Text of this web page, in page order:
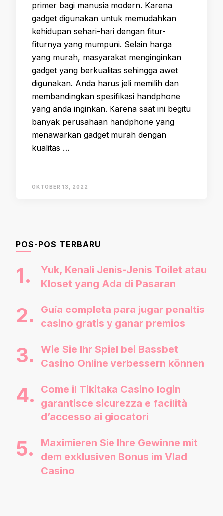
primer bagi manusia modern. Karena
gadget digunakan untuk memudahkan
kehidupan sehari-hari dengan fitur-
fiturnya yang mumpuni. Selain harga
yang murah, masyarakat menginginkan
gadget yang berkualitas sehingga awet
digunakan. Anda harus jeli memilih dan
membandingkan spesifikasi handphone
yang anda inginkan. Karena saat ini begitu
banyak perusahaan handphone yang
menawarkan gadget murah dengan
kualitas …
OKTOBER 13, 2022
POS-POS TERBARU
Yuk, Kenali Jenis-Jenis Toilet atau
Kloset yang Ada di Pasaran
Guía completa para jugar penaltis
casino gratis y ganar premios
Wie Sie Ihr Spiel bei Bassbet
Casino Online verbessern können
Come il Tikitaka Casino login
garantisce sicurezza e facilità
d’accesso ai giocatori
Maximieren Sie Ihre Gewinne mit
dem exklusiven Bonus im Vlad
Casino